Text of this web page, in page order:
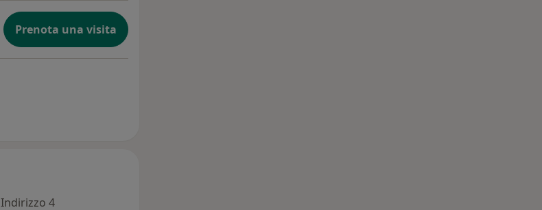
Prenota una visita
Indirizzo 4